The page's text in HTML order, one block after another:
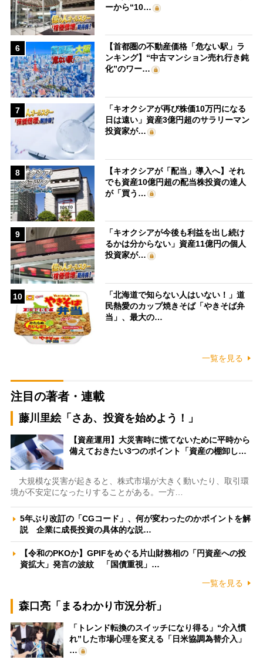
ーから“10…
6
【首都圏の不動産価格「危ない駅」ラ
ンキング】“中古マンション売れ行き鈍
化”のワー…
7
「キオクシアが再び株価10万円になる
日は遠い」資産3億円超のサラリーマン
投資家が…
8
【キオクシアが「配当」導入へ】それ
でも資産10億円超の配当株投資の達人
が「買う…
9
「キオクシアが今後も利益を出し続け
るかは分からない」資産11億円の個人
投資家が…
10
「北海道で知らない人はいない！」道
民熱愛のカップ焼きそば「やきそば弁
当」、最大の…
一覧を見る
注目の著者・連載
藤川里絵「さあ、投資を始めよう！」
【資産運用】大災害時に慌てないために平時から
備えておきたい3つのポイント「資産の棚卸し…
大規模な災害が起きると、株式市場が大きく動いたり、取引環
境が不安定になったりすることがある。一方…
5年ぶり改訂の「CGコード」、何が変わったのかポイントを解
説 企業に成長投資の具体的な説…
【令和のPKOか】GPIFをめぐる片山財務相の「円資産への投
資拡大」発言の波紋 「国債重視」…
一覧を見る
森口亮「まるわかり市況分析」
「トレンド転換のスイッチになり得る」“介入慣
れ”した市場心理を変える「日米協調為替介入」
…